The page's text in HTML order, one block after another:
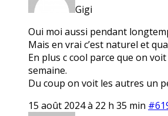
Gigi
Oui moi aussi pendant
Mais en vrai c’est naturel et
En plus c cool parce que on
semaine.
Du coup on voit les autres un
15 août 2024 à 22 h 35 min